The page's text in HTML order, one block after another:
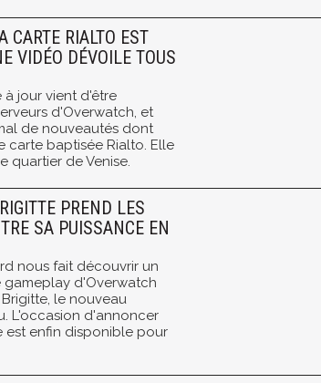
CARTE RIALTO EST
VIDÉO DÉVOILE TOUS
à jour vient d'être
d'Overwatch, et
de nouveautés dont
carte baptisée Rialto. Elle
quartier de Venise.
PREND LES
SA PUISSANCE EN
nous fait découvrir un
gameplay d'Overwatch
le nouveau
L'occasion d'annoncer
est enfin disponible pour